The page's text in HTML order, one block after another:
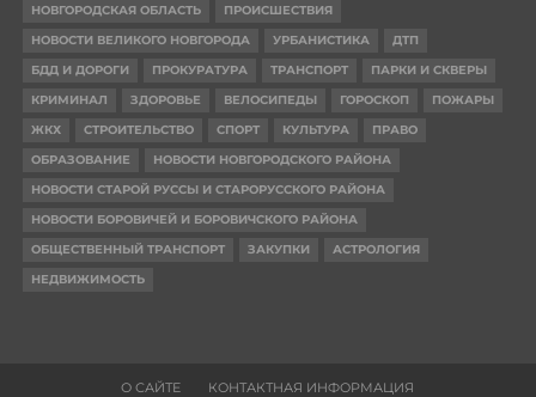
НОВГОРОДСКАЯ ОБЛАСТЬ
ПРОИСШЕСТВИЯ
НОВОСТИ ВЕЛИКОГО НОВГОРОДА
УРБАНИСТИКА
ДТП
БДД И ДОРОГИ
ПРОКУРАТУРА ТРАНСПОРТ
ПАРКИ И СКВЕРЫ
КРИМИНАЛ
ЗДОРОВЬЕ ВЕЛОСИПЕДЫ ГОРОСКОП
ПОЖАРЫ
ЖКХ
СТРОИТЕЛЬСТВО СПОРТ КУЛЬТУРА
ПРАВО
ОБРАЗОВАНИЕ
НОВОСТИ НОВГОРОДСКОГО РАЙОНА
НОВОСТИ СТАРОЙ РУССЫ И СТАРОРУССКОГО РАЙОНА
НОВОСТИ БОРОВИЧЕЙ И БОРОВИЧСКОГО РАЙОНА
ОБЩЕСТВЕННЫЙ ТРАНСПОРТ
ЗАКУПКИ
АСТРОЛОГИЯ
НЕДВИЖИМОСТЬ
О САЙТЕ КОНТАКТНАЯ ИНФОРМАЦИЯ